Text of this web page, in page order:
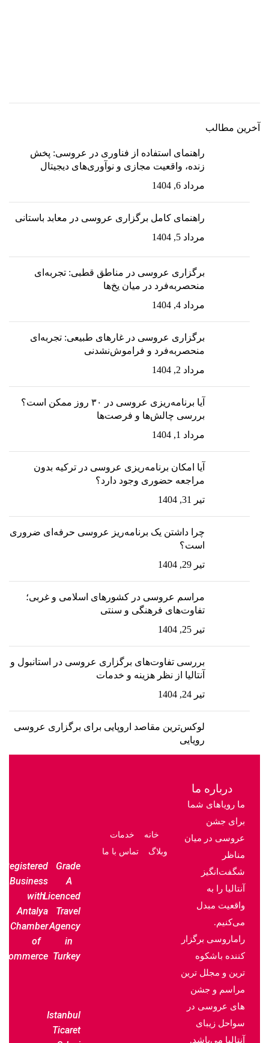
آخرین مطالب
راهنمای استفاده از فناوری در عروسی: پخش
زنده، واقعیت مجازی و نوآوری‌های دیجیتال
مرداد 6, 1404
راهنمای کامل برگزاری عروسی در معابد باستانی
مرداد 5, 1404
برگزاری عروسی در مناطق قطبی: تجربه‌ای
منحصربه‌فرد در میان یخ‌ها
مرداد 4, 1404
برگزاری عروسی در غارهای طبیعی: تجربه‌ای
منحصربه‌فرد و فراموش‌نشدنی
مرداد 2, 1404
آیا برنامه‌ریزی عروسی در ۳۰ روز ممکن است؟
بررسی چالش‌ها و فرصت‌ها
مرداد 1, 1404
آیا امکان برنامه‌ریزی عروسی در ترکیه بدون
مراجعه حضوری وجود دارد؟
تیر 31, 1404
چرا داشتن یک برنامه‌ریز عروسی حرفه‌ای ضروری
است؟
تیر 29, 1404
مراسم عروسی در کشورهای اسلامی و غربی؛
تفاوت‌های فرهنگی و سنتی
تیر 25, 1404
بررسی تفاوت‌های برگزاری عروسی در استانبول و
آنتالیا از نظر هزینه و خدمات
تیر 24, 1404
لوکس‌ترین مقاصد اروپایی برای برگزاری عروسی
رویایی
درباره ما
ما رویاهای شما
برای جشن
عروسی در میان
مناظر
شگفت‌انگیز
آنتالیا را به
واقعیت مبدل
می‌کنیم.
راماروسی برگزار
کننده باشکوه
ترین و مجلل ترین
مراسم و جشن
های عروسی در
سواحل زیبای
آنتالیا می‌باشد.
خانه
خدمات
وبلاگ
تماس با ما
Grade
A
Licenced
Travel
Agency
in
Turkey
Registered
Business
with
Antalya
Chamber
of
Commerce
Istanbul
Ticaret